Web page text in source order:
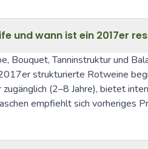
und wann ist ein 2017er
Bouquet, Tanninstruktur und
strukturierte Rotweine
(2–8 Jahre), bietet
empfiehlt sich vorheriges